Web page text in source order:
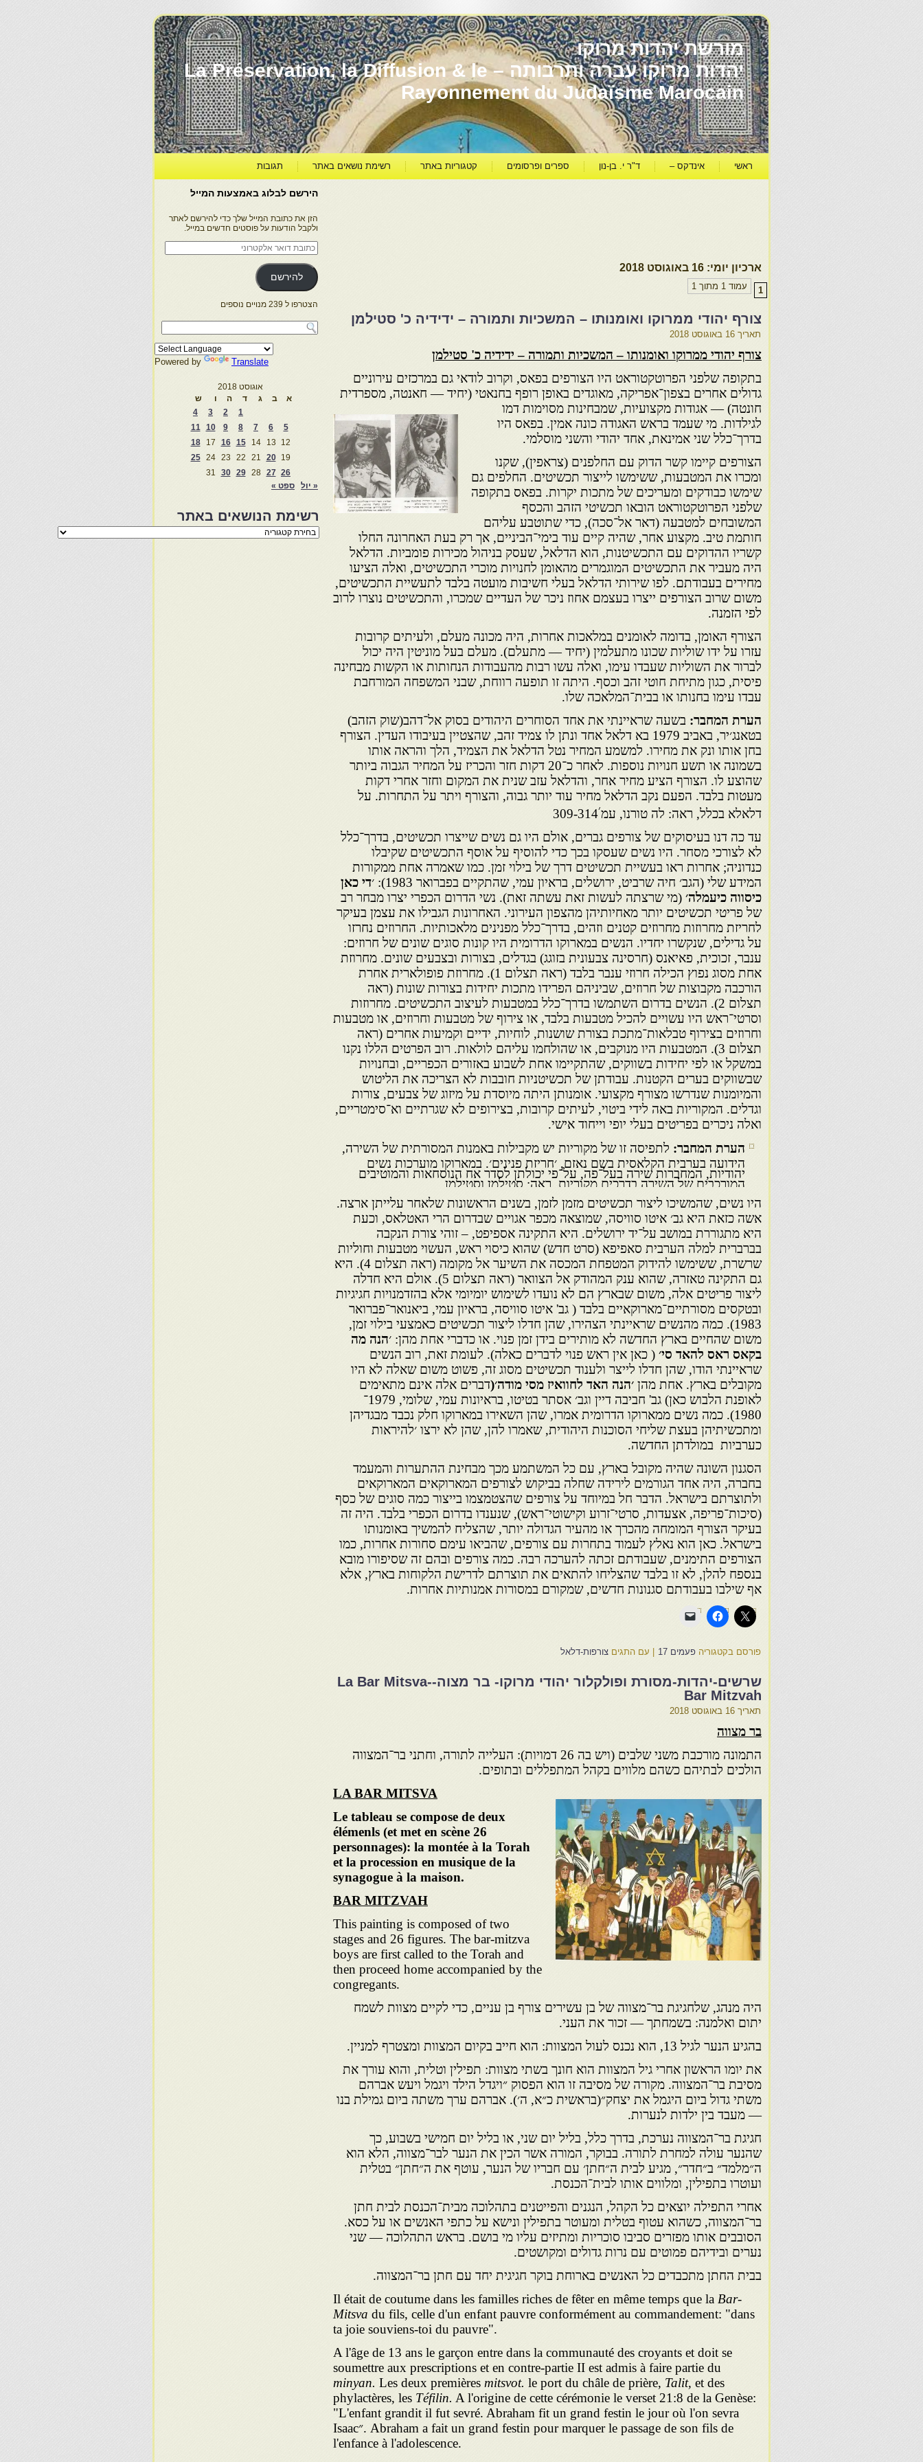
מורשת יהדות מרוקו
יהדות מרוקו עברה ותרבותה – La Préservation, la Diffusion & le
Rayonnement du Judaïsme Marocain
ראשי אינדקס – ד"ר י. בן-נון ספרים ופרסומים קטגוריות באתר רשימת נושאים באתר תגובות
ארכיון יומי: 16 באוגוסט 2018
עמוד 1 מתוך 1 1
צורף יהודי ממרוקו ואומנותו – המשכיות ותמורה – ידידיה כ' סטילמן
תאריך 16 באוגוסט 2018
צורף יהודי ממרוקו ואומנותו – המשכיות ותמורה – ידידיה כ' סטילמן
בתקופה שלפני הפרוטקטוראט היו הצורפים בפאס, וקרוב לודאי גם במרכזים עירוניים
גדולים אחרים בצפון־אפריקה, מאוגדים באופן רופף בחנאטי (יחיד — חאנטה, מספרדית
חונטה) — אגודות מקצועיות, שמבחינות מסוימות דמו
לגילדות. מי שעמד בראש האגודה כונה אמין. בפאס היו
בדרך־כלל שני אמינאת, אחד יהודי והשני מוסלמי.
הצורפים קיימו קשר הדוק עם החלפנים (צראפין), שקנו
ומכרו את המטבעות, ששימשו לייצור תכשיטים. החלפים גם
שימשו כבודקים ומעריכים של מתכות יקרות. בפאס בתקופה
שלפני הפרוטקטוראט הובאו תכשיטי הזהב והכסף
המשובחים למטבעה (דאר אל־סכה), כדי שתוטבע עליהם
חותמת טיב. מקצוע אחר, שהיה קיים עוד בימי־הביניים, אך רק בעת האחרונה החלו
קשריו ההדוקים עם התכשיטנות, הוא הדלאל, שעסק בניהול מכירות פומביות. הדלאל
היה מעביר את התכשיטים המוגמרים מהאומן לחנויות מוכרי התכשיטים, ואלה הציעו
מחירים בעבודתם. לפו שירותי הדלאל בעלי חשיבות מועטה בלבד לתעשיית התכשיטים,
משום שרוב הצורפים ייצרו בעצמם אחוז ניכר של העדיים שמכרו, והתכשיטים נוצרו לרוב
לפי הזמנה.
הצורף האומן, בדומה לאומנים במלאכות אחרות, היה מכונה מעלם, ולעיתים קרובות
עזרו על ידו שוליות שכונו מתעלמין (יחיד — מתעלם). מעלם בעל מוניטין היה יכול
לברור את השוליות שעבדו עימו, ואלה עשו רבות מהעבודות הנחותות או הקשות מבחינה
פיסית, כגון מתיחת חוטי זהב וכסף. היתה זו תופעה רווחת, שבני המשפחה המורחבת
עבדו עימו בחנותו או בבית־המלאכה שלו.
הערת המחבר: בשעה שראיינתי את אחד הסוחרים היהודים בסוק אל־דהב(שוק הזהב)
בטאנג׳יר, באביב 1979 בא דלאל אחד ונתן לו צמיד זהב, שהצטיין בעיבודו העדין. הצורף
בחן אותו ונק את מחירו. למשמע המחיר נטל הדלאל את הצמיד, הלך והראה אותו
בשמונה או תשע חנויות נוספות. לאחר כ־20 דקות חזר והכריז על המחיר הגבוה ביותר
שהוצע לו. הצורף הציע מחיר אחר, והדלאל עזב שנית את המקום וחזר אחרי דקות
מעטות בלבד. הפעם נקב הדלאל מחיר עוד יותר גבוה, והצורף ויתר על התחרות. על
דלאלא בכלל, ראה: לה טורנו, עמ׳309-314
עד כה דנו בעיסוקים של צורפים גברים, אולם היו גם נשים שייצרו תכשיטים, בדרך־כלל
לא לצורכי מסחר. היו נשים שעסקו בכך כדי להוסיף על אוסף התכשיטים שקיבלו
כנדוניה; אחרות ראו בעשיית תכשיטים דרך של בילוי זמן. כמו שאמרה אחת ממקורות
המידע שלי (הגב׳ חיה שרביט, ירושלים, בראיון עמי, שהתקיים בפברואר 1983): ׳
די כאן
כיסווה כיעמלה׳ (מי שרצתה לעשות זאת עשתה זאת). נשי הדרום הכפרי יצרו מבחר רב
של פריטי תכשיטים יותר מאחיותיהן מהצפון העירוני. האחרונות הגבילו את עצמן בעיקר
לחריזת מחרוזות מחרוזים קטנים וזהים, בדרך־כלל מפנינים מלאכותיות. החרוזים נחרזו
על גדילים, שנקשרו יחדיו. הנשים במארוקו הדרומית היו קונות סוגים שונים של חרוזים:
ענבר, זכוכית, פאיאנס (חרסינה צבעונית בזוגג) בגדלים, בצורות ובצבעים שונים. מחרוזת
אחת מסוג נפוץ הכילה חרוזי ענבר בלבד (ראה תצלום 1). מחרוזת פופולארית אחרת
הורכבה מקבוצות של חרוזים, שביניהם הפרידו מתכות יחידות בצורות שונות (ראה
תצלום 2). הנשים בדרום השתמשו בדרך־כלל במטבעות לעיצוב התכשיטים. מחרוזות
וסרטי־ראש היו עשויים להכיל מטבעות בלבד, או צירוף של מטבעות וחרוזים, או מטבעות
וחרוזים בצירוף טבלאות־מתכת בצורת שושנות, לוחיות, ידיים וקמיעות אחרים (ראה
תצלום 3). המטבעות היו מנוקבים, או שהולחמו עליהם לולאות. רוב הפרטים הללו נקנו
במשקל או לפי יחידות בשווקים, שהתקיימו אחת לשבוע באזורים הכפריים, ובחנויות
שבשווקים בערים הקטנות. עבודתן של תכשיטניות חובבות לא הצריכה את הליטוש
והמיומנות שנדרשו מצורף מקצועי. אומנותן היתה מיוסדת על מיזוג של צבעים, צורות
וגדלים. המקוריות באה לידי ביטוי, לעיתים קרובות, בצירופים לא שגרתיים וא־סימטריים,
ואלה ניכרים בפריטים בעלי יופי וייחוד אישי.
הערת המחבר: לתפיסה זו של מקוריות יש מקבילות באמנות המסורתית של השירה,
הידועה בערבית הקלאסית בשם נאזם, ׳חריזת פנינים׳. במארוקו מוערכות נשים
יהודיות, המחברות שירה בעל־פה, על־פי יכולתן לסדר אח הנוסחאות והמוטיבים
המורכבים של השירה בדרכים מקוריות. ראה: סטילמן וסטילמן,
היו נשים, שהמשיכו ליצור תכשיטים מזמן לזמן, בשנים הראשונות שלאחר עלייתן ארצה.
אשה כזאת היא גב׳ איטו סוויסה, שמוצאה מכפר אגויים שבדרום הרי האטלאס, וכעת
היא מתגוררת במושב על־יד ירושלים. היא התקינה אספיפט, – זוהי צורת הנקבה
בברברית למלה הערבית סאפיפא (סרט חדש) שהוא כיסוי ראש, העשוי מטבעות וחוליות
שרשרת, ששימשו להידוק המטפחת המכסה את השיער אל מקומה (ראה תצלום 4). היא
גם התקינה טאזרה, שהוא ענק המהודק אל הצוואר (ראה תצלום 5). אולם היא חדלה
ליצור פריטים אלה, משום שבארץ הם לא נועדו לשימוש יומיומי אלא בהזדמנויות חגיגיות
ובטקסים מסורתיים־מארוקאיים בלבד ( גב' איטו סוויסה, בראיון עמי, ביאנואר־פברואר
1983). כמה מהנשים שראיינתי הצהירו, שהן חדלו ליצור תכשיטים כאמצעי בילוי זמן,
משום שהחיים בארץ החדשה לא מותירים בידן זמן פנוי. או כדברי אחת מהן: ׳הנה מה
בקאס ראס להאד סי׳ ( כאן אין ראש פנוי לדברים כאלה). לעומת זאת, רוב הנשים
שראיינתי הודו, שהן חדלו לייצר ולענוד תכשיטים מסוג זה, פשוט משום שאלה לא היו
מקובלים בארץ. אחת מהן ׳הנה האד לחוואיז מסי מודה׳(דברים אלה אינם מתאימים
לאופנת הלבוש כאן) גב' חביבה דיין וגב׳ אסתר בטיטו, בראיונות עמי, שלומי, 1979־
1980). כמה נשים ממארוקו הדרומית אמרו, שהן השאירו במארוקו חלק נכבד מבגדיהן
ומתכשיתיהן בעצת שליחי הסוכנות היהודית, שאמרו להן, שהן לא ירצו ׳להיראות
כערביות במולדתן החדשה.
הסגנון השונה שהיה מקובל בארץ, עם כל המשתמע מכך מבחינת ההתערות והמעמד
בחברה, היה אחד הגורמים לירידה שחלה בביקוש לצורפים המארוקאים המארוקאים
ולתוצרתם בישראל. הדבר חל במיוחד על צורפים שהצטמצמו בייצור כמה סוגים של כסף
(סיכות־פריפה, אצעדות, סרטי־זרוע וקישוטי־ראש), שנענדו בדרום הכפרי בלבד. היה זה
בעיקר הצורף המומחה מהכרך או מהעיר הגדולה יותר, שהצליח להמשיך באומנותו
בישראל. כאן הוא נאלץ לעמוד בתחרות עם צורפים, שהביאו עימם סחורות אחרות, כמו
הצורפים התימנים, שעבודתם זכתה להערכה רבה. כמה צורפים ובהם זה שסיפורו מובא
בנספח להלן, לא זו בלבד שהצליחו להתאים את תוצרתם לדרישת הלקוחות בארץ, אלא
אף שילבו בעבודתם סגנונות חדשים, שמקורם במסורות אמנותיות אחרות.
פורסם בקטגוריה פעמים 17 עם התגים צורפות-דלאל
שרשים-יהדות-מסורת ופולקלור יהודי מרוקו- בר מצוה-La Bar Mitsva-
Bar Mitzvah
תאריך 16 באוגוסט 2018
בר מצווה
התמונה מורכבת משני שלבים (ויש בה 26 דמויות): העלייה לתורה, וחתני בר־המצווה
הולכים לבתיהם כשהם מלווים בקהל המתפללים ובתופים.
LA BAR MITSVA
Le tableau se compose de deux
élémenls (et met en scène 26
personnages): la montée à la Torah
et la procession en musique de la
synagogue à la maison.
BAR MITZVAH
This painting is composed of two
stages and 26 figures. The bar-mitzva
boys are first called to the Torah and
then proceed home accompanied by the
congregants.
היה מנהג, שלחגיגת בר־מצווה של בן עשירים צורף בן עניים, כדי לקיים מצוות לשמח
יתום ואלמנה: בשמחתך — זכור את העני.
בהגיע הנער לגיל 13, הוא נכנס לעול המצוות: הוא חייב בקיום המצוות ומצטרף למניין.
את יומו הראשון אחרי גיל המצוות הוא חונך בשתי מצוות: תפילין וטלית, והוא עורך את
מסיבת בר־המצווה. מקורה של מסיבה זו הוא הפסוק ״ויגדל הילד ויגמל ויעש אברהם
משתי גדול ביום היגמל את יצחק״(בראשית כ״א, ה׳). אברהם ערך משתה ביום גמילת בנו
— מעבד בין ילדות לנערות.
חגיגת בר־המצווה נערכת, בדרך כלל, בליל יום שני, או בליל יום חמישי בשבוע, כך
שהנער עולה למחרת לתורה. בבוקר, המורה אשר הכין את הנער לבר־מצווה, הלא הוא
ה״מלמד״ ב״חדר״, מגיע לבית ה״חתן׳ עם חבריו של הנער, עוטף את ה״חתן״ בטלית
ועוטרו בתפילין, ומלווים אותו לבית־הכנסת.
אחרי התפילה יוצאים כל הקהל, הנגנים והפייטנים בתהלוכה מבית־הכנסת לבית חתן
בר־המצווה, כשהוא עטוף בטלית ומעוטר בתפילין ונישא על כתפי האנשים או על כסא.
הסובבים אותו מפזרים סביבו סוכריות ומתיזים עליו מי בושם. בראש התהלוכה — שני
נערים ובידיהם פמוטים עם נרות גדולים ומקושטים.
בבית החתן מתכבדים כל האנשים בארוחת בוקר חגיגית יחד עם חתן בר־המצווה.
Il était de coutume dans les familles riches de fêter en même temps que la Bar-
Mitsva du fils, celle d'un enfant pauvre conformément au commandement: "dans
ta joie souviens-toi du pauvre".
A l'âge de 13 ans le garçon entre dans la communauté des croyants et doit se
soumettre aux prescriptions et en contre-partie II est admis à faire partie du
minyan. Les deux premières mitsvot. le port du châle de prière, Talit, et des
phylactères, les Téfilin. A l'origine de cette cérémonie le verset 21:8 de la Genèse:
"L'enfant grandit il fut sevré. Abraham fit un grand festin le jour où l'on sevra
Isaac״. Abraham a fait un grand festin pour marquer le passage de son fils de
l'enfance à l'adolescence.
הירשם לבלוג באמצעות המייל
הזן את כתובת המייל שלך כדי להירשם לאתר
ולקבל הודעות על פוסטים חדשים במייל.
כתובת
דואר
אלקטרוני
להירשם
הצטרפו ל 239 מנויים נוספים
Powered by Translate
אוגוסט 2018
א
ב ג ד ה ו
ש
1
2
3
4
5
6
7
8
9
10
11
12
13
14
15
16
17
18
19
20
21
22
23
24
25
26
27
28
29
30
31
« יול
ספט »
רשימת הנושאים באתר
רשימת
הנושאים